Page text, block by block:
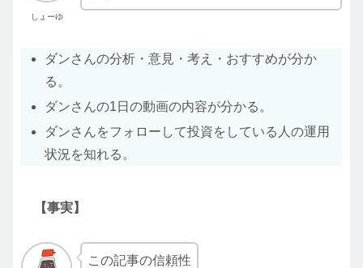
しょーゆ
ダンさんの分析・意見・考え・おすすめが分か
る。
ダンさんの1日の動画の内容が分かる。
ダンさんをフォローして投資をしている人の運用
状況を知れる。
【事実】
この記事の信頼性